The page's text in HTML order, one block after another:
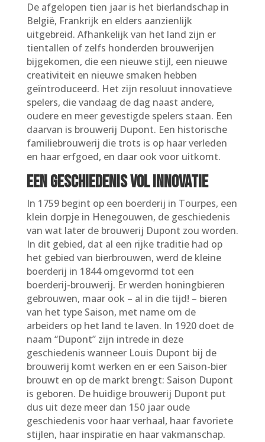
De afgelopen tien jaar is het bierlandschap in
België, Frankrijk en elders aanzienlijk
uitgebreid. Afhankelijk van het land zijn er
tientallen of zelfs honderden brouwerijen
bijgekomen, die een nieuwe stijl, een nieuwe
creativiteit en nieuwe smaken hebben
geïntroduceerd. Het zijn resoluut innovatieve
spelers, die vandaag de dag naast andere,
oudere en meer gevestigde spelers staan. Een
daarvan is brouwerij Dupont. Een historische
familiebrouwerij die trots is op haar verleden
en haar erfgoed, en daar ook voor uitkomt.
Een geschiedenis vol innovatie
In 1759 begint op een boerderij in Tourpes, een
klein dorpje in Henegouwen, de geschiedenis
van wat later de brouwerij Dupont zou worden.
In dit gebied, dat al een rijke traditie had op
het gebied van bierbrouwen, werd de kleine
boerderij in 1844 omgevormd tot een
boerderij-brouwerij. Er werden honingbieren
gebrouwen, maar ook – al in die tijd! – bieren
van het type Saison, met name om de
arbeiders op het land te laven. In 1920 doet de
naam “Dupont” zijn intrede in deze
geschiedenis wanneer Louis Dupont bij de
brouwerij komt werken en er een Saison-bier
brouwt en op de markt brengt: Saison Dupont
is geboren. De huidige brouwerij Dupont put
dus uit deze meer dan 150 jaar oude
geschiedenis voor haar verhaal, haar favoriete
stijlen, haar inspiratie en haar vakmanschap.